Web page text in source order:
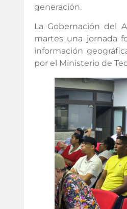
generación.
La Gobernación del
martes una jornada
información
por el Ministerio de